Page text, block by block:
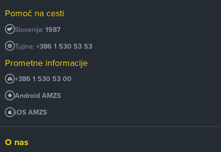
Pomoč na cesti
Slovenija: 1987
Tujina: +386 1 530 53 53
Prometne informacije
+386 1 530 53 00
Android AMZS
iOS AMZS
O nas